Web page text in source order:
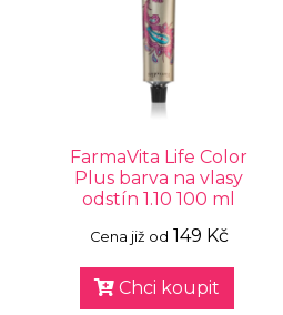
FarmaVita Life Color
Plus barva na vlasy
odstín 1.10 100 ml
Cena již od 149 Kč
Chci koupit